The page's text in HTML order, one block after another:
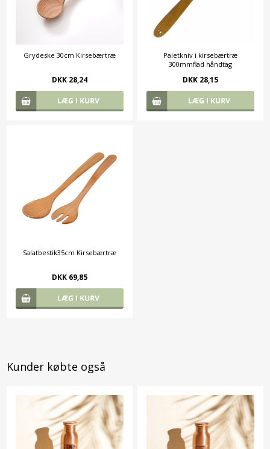
Grydeske 30cm Kirsebærtræ
DKK 28,24
Paletkniv i kirsebærtræ
300mmflad håndtag
DKK 28,15
Salatbestik35cm Kirsebærtræ
DKK 69,85
Kunder købte også